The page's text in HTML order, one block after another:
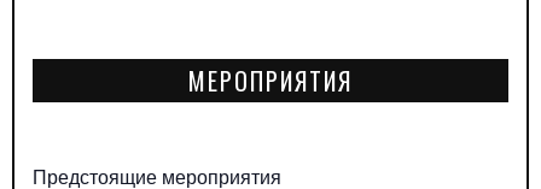
МЕРОПРИЯТИЯ
Предстоящие мероприятия